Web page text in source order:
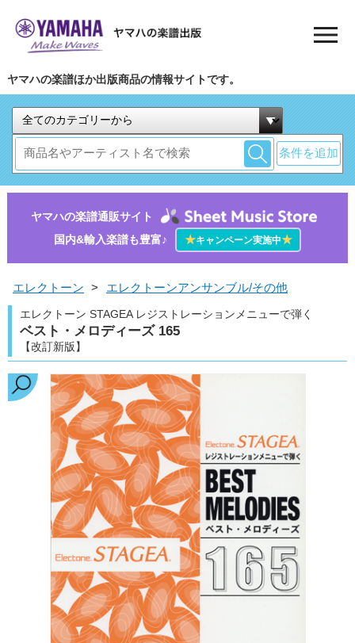
ヤマハの楽譜ほか出版商品の情報サイトです。
条件を追加
ヤマハの楽譜通販サイト
国内&輸入楽譜も豊富♪
★キャンペーン実施中★
エレクトーン > エレクトーンアンサンブル/その他
エレクトーン STAGEA レジストレーションメニューで弾く
ベスト・メロディーズ 165
【改訂新版】